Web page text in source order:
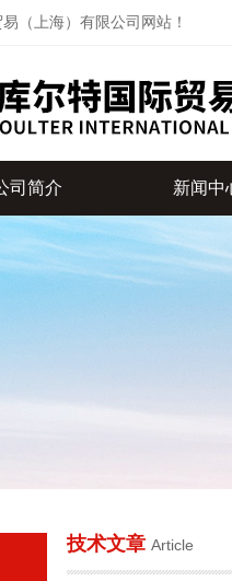
（上海）有限公司网站！
司简介 新闻中
技术文章 Article